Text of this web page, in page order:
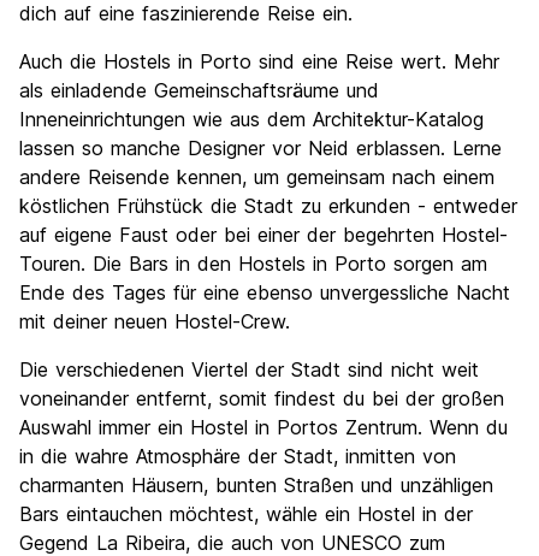
dich auf eine faszinierende Reise ein.
Auch die Hostels in Porto sind eine Reise wert. Mehr
als einladende Gemeinschaftsräume und
Inneneinrichtungen wie aus dem Architektur-Katalog
lassen so manche Designer vor Neid erblassen. Lerne
andere Reisende kennen, um gemeinsam nach einem
köstlichen Frühstück die Stadt zu erkunden - entweder
auf eigene Faust oder bei einer der begehrten Hostel-
Touren. Die Bars in den Hostels in Porto sorgen am
Ende des Tages für eine ebenso unvergessliche Nacht
mit deiner neuen Hostel-Crew.
Die verschiedenen Viertel der Stadt sind nicht weit
voneinander entfernt, somit findest du bei der großen
Auswahl immer ein Hostel in Portos Zentrum. Wenn du
in die wahre Atmosphäre der Stadt, inmitten von
charmanten Häusern, bunten Straßen und unzähligen
Bars eintauchen möchtest, wähle ein Hostel in der
Gegend La Ribeira, die auch von UNESCO zum